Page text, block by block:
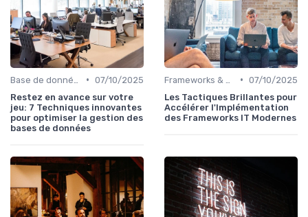
• 07/10/2025
Restez en avance sur votre
jeu: 7 Techniques innovantes
pour optimiser la gestion des
bases de données
• 07/10/2025
Les Tactiques Brillantes pour
Accélérer l'Implémentation
des Frameworks IT Modernes